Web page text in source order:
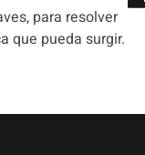
para resolver
que pueda surgir.